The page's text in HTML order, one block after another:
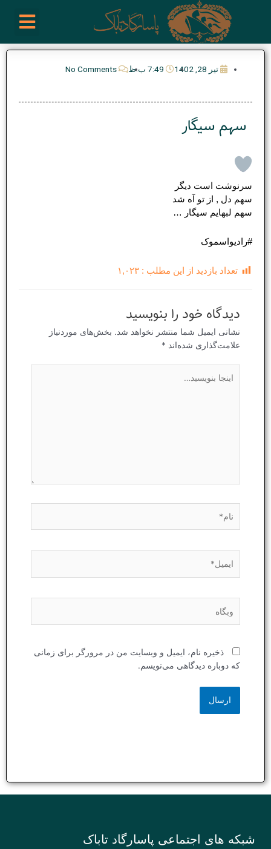
تیر 28, 1402 7:49 ب.ظ No Comments
سهم سیگار
سرنوشت است دیگر
سهم دل , از تو آه شد
سهم لبهایم سیگار …
#رادیواسموک
تعداد بازدید از این مطلب : ۱,۰۲۳
دیدگاه‌ خود را بنویسید
نشانی ایمیل شما منتشر نخواهد شد. بخش‌های موردنیاز
علامت‌گذاری شده‌اند *
بنویسید…
ذخیره نام، ایمیل و وبسایت من در مرورگر برای زمانی
که دوباره دیدگاهی می‌نویسم.
شبکه های اجتماعی پاسارگاد تاباک